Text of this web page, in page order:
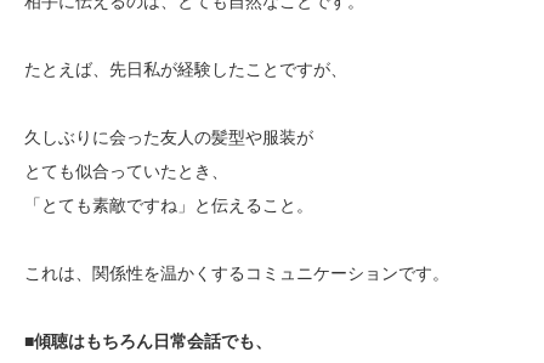
たとえば、先日私が経験したことですが、
久しぶりに会った友人の髪型や服装が
とても似合っていたとき、
「とても素敵ですね」と伝えること。
これは、関係性を温かくするコミュニケーションです。
■傾聴はもちろん日常会話でも、